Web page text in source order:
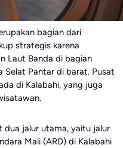
bagian dari
strategis karena
Laut Banda di bagian
Selat Pantar di barat. Pusat
di Kalabahi, yang juga
dua jalur utama, yaitu jalur
Mali (ARD) di Kalabahi